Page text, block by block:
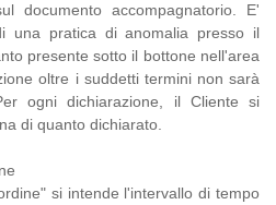
documento accompagnatorio. E'
una pratica di anomalia presso il
presente sotto il bottone nell'area
oltre i suddetti termini non sarà
ogni dichiarazione, il Cliente si
di quanto dichiarato.
si intende l'intervallo di tempo